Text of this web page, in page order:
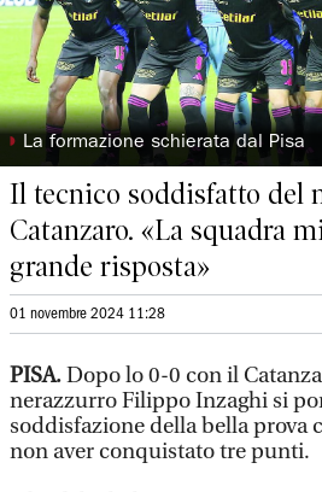
◗ La formazione schierata dal Pisa
Il tecnico soddisfatto del
Catanzaro. «La squadra
grande risposta»
01 novembre 2024 11:28
PISA.Dopo lo 0-0 con il
nerazzurro Filippo Inzaghi si
soddisfazione della bella prova
non aver conquistato tre punti.